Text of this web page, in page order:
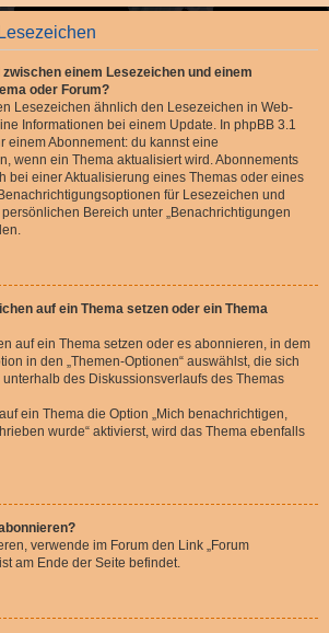
einem Lesezeichen und einem
oder Forum?
Lesezeichen ähnlich den Lesezeichen in Web-
Informationen bei einem Update. In phpBB 3.1
einem Abonnement: du kannst eine
wenn ein Thema aktualisiert wird. Abonnements
bei einer Aktualisierung eines Themas oder eines
für Lesezeichen und
Bereich unter „Benachrichtigungen
auf ein Thema setzen oder ein Thema
auf ein Thema setzen oder es abonnieren, in dem
in den „Themen-Optionen“ auswählst, die sich
des Diskussionsverlaufs des Themas
ein Thema die Option „Mich benachrichtigen,
wurde“ aktivierst, wird das Thema ebenfalls
verwende im Forum den Link „Forum
am Ende der Seite befindet.